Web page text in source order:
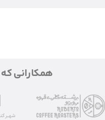
همکارانی که